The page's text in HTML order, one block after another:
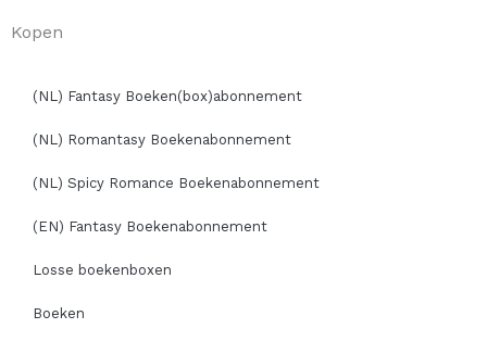
Kopen
(NL) Fantasy Boeken(box)abonnement
(NL) Romantasy Boekenabonnement
(NL) Spicy Romance Boekenabonnement
(EN) Fantasy Boekenabonnement
Losse boekenboxen
Boeken